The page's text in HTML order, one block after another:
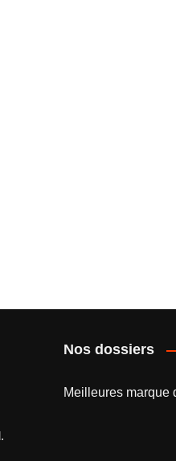
Nos dossiers
Meilleures marque